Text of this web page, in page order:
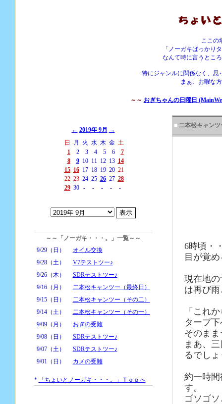
ここの
「ノーガキばっかり
なんて時に言うとこ
特にジャンルに関係なく、思
まぁ、お暇な
～～ おぎちゃんの日曜日
← 2019年 9月 →
日
月 火 水 木 金 土
1
2 3 4 5 6
7
8
9 10 11 12 13 14
15 16 17 18 19 20 21
22 23 24 25 26 27 28
29 30 - - - - -
～～「ノーガキ・・・。」一覧～～
9/29（日）
オイル交換
9/28（土）
V7テストツー♪
9/26（木）
SDRテストツー♪
9/16（月）
二本松キャンツー（最終日）
9/15（日）
二本松キャンツー（その二）
9/14（土）
二本松キャンツー（その一）
9/09（月）
おぎの受難
9/08（日）
SDRテストツー♪
9/07（土）
SDRテストツー♪
9/01（日）
カメの受難
* 「ちょいとノーガキ・・・。」Ｔｏｐへ
■ 二本松キャン
6時頃・
目が覚
現在地
は再び
「これ
タープ
そのま
まあ、
るでし
約一時
す。
ゴソゴ